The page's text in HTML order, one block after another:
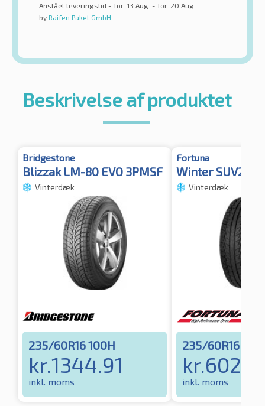
Anslået leveringstid - Tor. 13 Aug. - Tor. 20 Aug.
by Raifen Paket GmbH
Beskrivelse af produktet
Bridgestone
Blizzak LM-80 EVO 3PMSF
Vinterdæk
235/60R16 100H
kr.1344.91
inkl. moms
Fortuna
Winter SUV2
Vinterdæk
235/60R16
kr.
inkl. moms